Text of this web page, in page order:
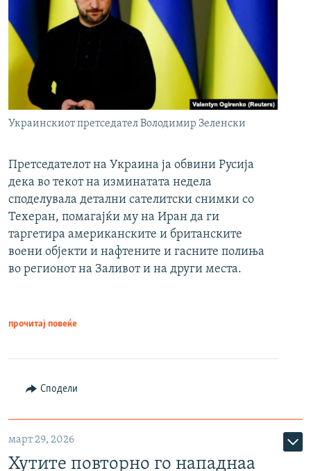
Украинскиот претседател Володимир Зеленски
Претседателот на Украина ја обвини Русија
дека во текот на изминатата недела
споделувала детални сателитски снимки со
Техеран, помагајќи му на Иран да ги
таргетира американските и британските
воени објекти и нафтените и гасните полиња
во регионот на Заливот и на други места.
прочитај повеќе
Сподели
март 29, 2026
Хутите повторно го нападнаа